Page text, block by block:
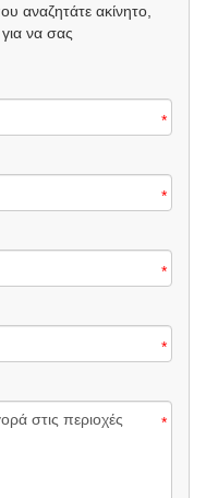
αναζητάτε ακίνητο,
να σας
*
*
*
*
*